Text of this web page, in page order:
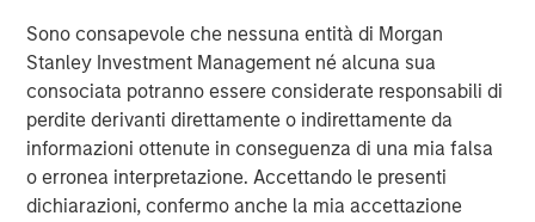
Sono consapevole che nessuna entità di Morgan
Stanley Investment Management né alcuna sua
consociata potranno essere considerate responsabili di
perdite derivanti direttamente o indirettamente da
informazioni ottenute in conseguenza di una mia falsa
o erronea interpretazione. Accettando le presenti
dichiarazioni, confermo anche la mia accettazione
Aaron Sack
Managing Director